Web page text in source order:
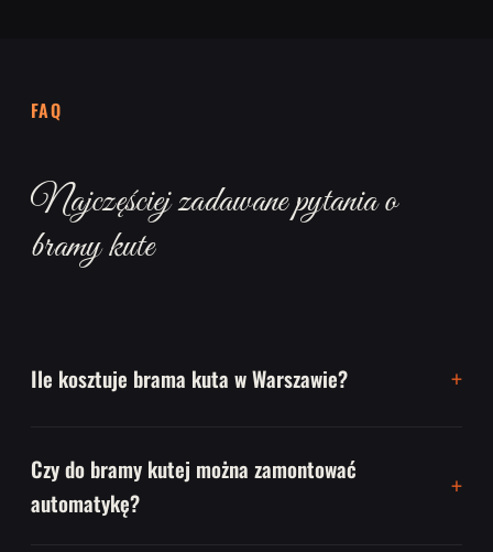
FAQ
Najczęściej zadawane pytania o
bramy kute
Ile kosztuje brama kuta w Warszawie?
Czy do bramy kutej można zamontować
automatykę?